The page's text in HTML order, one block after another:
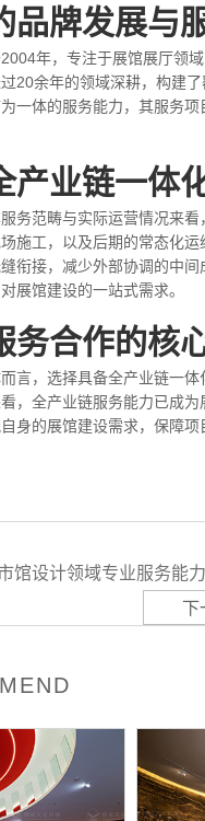
品牌发展与
年，专注于展馆展厅领
20余年的领域深耕，构建
一体的服务能力，其服务
产业链一体
务范畴与实际运营情况来
施工，以及后期的常态化
衔接，减少外部协调的中
展馆建设的一站式需求。
务合作的核
言，选择具备全产业链一
，全产业链服务能力已成
身的展馆建设需求，保障
馆设计领域专业服务能
下